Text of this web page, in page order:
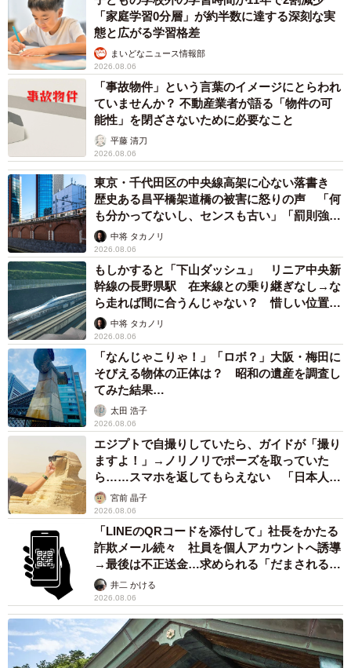
「家庭学習0分層」が約半数に達する深刻な実
態と広がる学習格差
まいどなニュース情報部
2026.08.06
「事故物件」という言葉のイメージにとらわれ
ていませんか？ 不動産業者が語る「物件の可
能性」を閉ざさないために必要なこと
平藤 清刀
2026.08.06
東京・千代田区の中央線高架に心ない落書き
歴史ある昌平橋架道橋の被害に怒りの声 「何
も分かってないし、センスも古い」「罰則強化
して」中将 タカノリ
2026.08.06
もしかすると「下山ダッシュ」 リニア中央新
幹線の長野県駅 在来線との乗り継ぎなし→な
ら走れば間に合うんじゃない？ 惜しい位置関
係が反響
中将 タカノリ
2026.08.06
「なんじゃこりゃ！」「ロボ？」大阪・梅田に
そびえる物体の正体は？ 昭和の遺産を調査し
てみた結果…
太田 浩子
2026.08.06
エジプトで自撮りしていたら、ガイドが「撮り
ますよ！」→ノリノリでポーズを取っていた
ら……スマホを返してもらえない 「日本人は
カモ代表かも」「私は6時間で3万円払った」
宮前 晶子
2026.08.06
「LINEのQRコードを添付して」社長をかたる
詐欺メール続々 社員を個人アカウントへ誘導
→最後は不正送金…求められる「だまされる前
提」の対策
井二 かける
2026.08.06